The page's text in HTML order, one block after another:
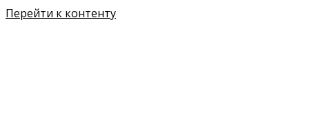
Перейти к контенту